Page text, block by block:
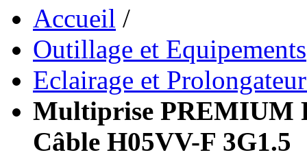
Accueil /
Outillage et Equipements
Eclairage et
Multiprise PREMIUM
Câble H05VV-F 3G1.5